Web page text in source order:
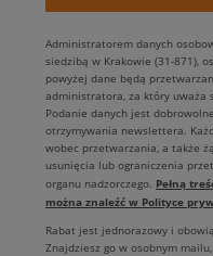
Administratorem danych
siedzibą w Krakowie (31-871),
powyżej dane będą
administratora, za który uważa
Podanie danych jest
otrzymywania newslettera.
wobec przetwarzania, a także
usunięcia lub ograniczenia
organu nadzorczego. Pełną
można znaleźć w Polityce
Rabat jest jednorazowy i
Znajdziesz go w osobnym